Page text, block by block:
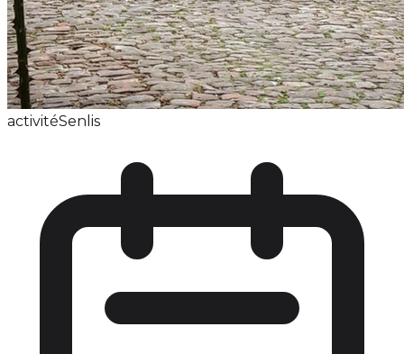
activitéSenlis